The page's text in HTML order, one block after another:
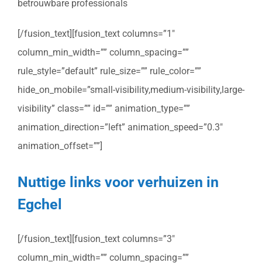
betrouwbare professionals
[/fusion_text][fusion_text columns=”1″
column_min_width=”” column_spacing=””
rule_style=”default” rule_size=”” rule_color=””
hide_on_mobile=”small-visibility,medium-visibility,large-
visibility” class=”” id=”” animation_type=””
animation_direction=”left” animation_speed=”0.3″
animation_offset=””]
Nuttige links voor verhuizen in
Egchel
[/fusion_text][fusion_text columns=”3″
column_min_width=”” column_spacing=””